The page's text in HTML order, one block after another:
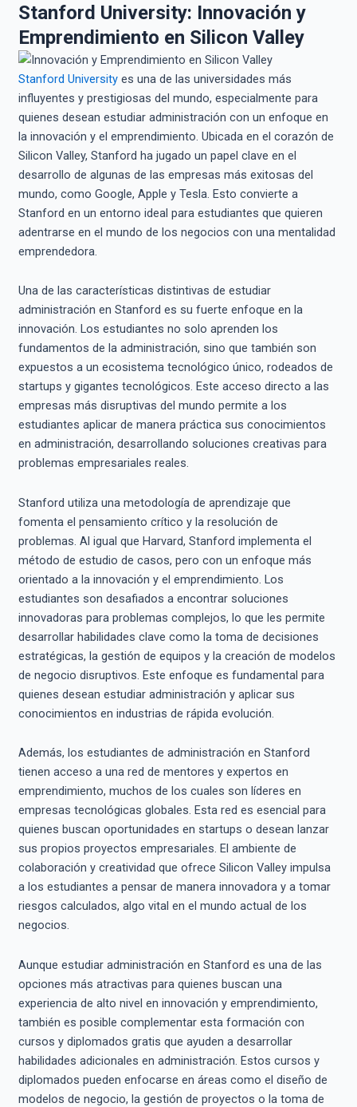
Stanford University: Innovación y
Emprendimiento en Silicon Valley
Stanford Universityes una de las universidades más
influyentes y prestigiosas del mundo, especialmente para
quienes desean estudiar administración con un enfoque en
la innovación y el emprendimiento. Ubicada en el corazón de
Silicon Valley, Stanford ha jugado un papel clave en el
desarrollo de algunas de las empresas más exitosas del
mundo, como Google, Apple y Tesla. Esto convierte a
Stanford en un entorno ideal para estudiantes que quieren
adentrarse en el mundo de los negocios con una mentalidad
emprendedora.
Una de las características distintivas de estudiar
administración en Stanford es su fuerte enfoque en la
innovación. Los estudiantes no solo aprenden los
fundamentos de la administración, sino que también son
expuestos a un ecosistema tecnológico único, rodeados de
startups y gigantes tecnológicos. Este acceso directo a las
empresas más disruptivas del mundo permite a los
estudiantes aplicar de manera práctica sus conocimientos
en administración, desarrollando soluciones creativas para
problemas empresariales reales.
Stanford utiliza una metodología de aprendizaje que
fomenta el pensamiento crítico y la resolución de
problemas. Al igual que Harvard, Stanford implementa el
método de estudio de casos, pero con un enfoque más
orientado a la innovación y el emprendimiento. Los
estudiantes son desafiados a encontrar soluciones
innovadoras para problemas complejos, lo que les permite
desarrollar habilidades clave como la toma de decisiones
estratégicas, la gestión de equipos y la creación de modelos
de negocio disruptivos. Este enfoque es fundamental para
quienes desean estudiar administración y aplicar sus
conocimientos en industrias de rápida evolución.
Además, los estudiantes de administración en Stanford
tienen acceso a una red de mentores y expertos en
emprendimiento, muchos de los cuales son líderes en
empresas tecnológicas globales. Esta red es esencial para
quienes buscan oportunidades en startups o desean lanzar
sus propios proyectos empresariales. El ambiente de
colaboración y creatividad que ofrece Silicon Valley impulsa
a los estudiantes a pensar de manera innovadora y a tomar
riesgos calculados, algo vital en el mundo actual de los
negocios.
Aunque estudiar administración en Stanford es una de las
opciones más atractivas para quienes buscan una
experiencia de alto nivel en innovación y emprendimiento,
también es posible complementar esta formación con
cursos y diplomados gratis que ayuden a desarrollar
habilidades adicionales en administración. Estos cursos y
diplomados pueden enfocarse en áreas como el diseño de
modelos de negocio, la gestión de proyectos o la toma de